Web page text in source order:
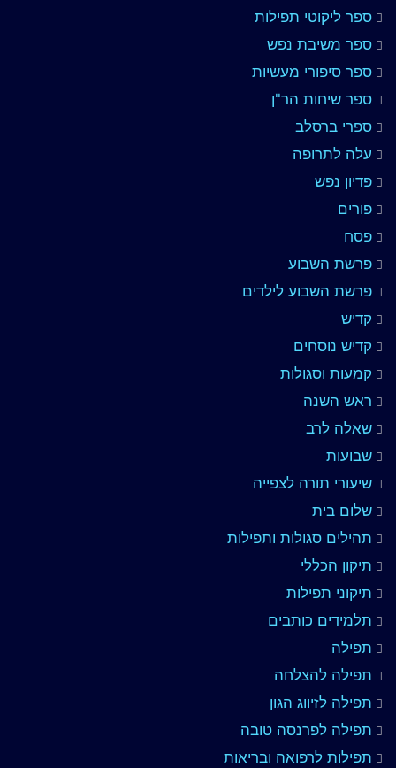
ספר ליקוטי תפילות
ספר משיבת נפש
ספר סיפורי מעשיות
ספר שיחות הר"ן
ספרי ברסלב
עלה לתרופה
פדיון נפש
פורים
פסח
פרשת השבוע
פרשת השבוע לילדים
קדיש
קדיש נוסחים
קמעות וסגולות
ראש השנה
שאלה לרב
שבועות
שיעורי תורה לצפייה
שלום בית
תהילים סגולות ותפילות
תיקון הכללי
תיקוני תפילות
תלמידים כותבים
תפילה
תפילה להצלחה
תפילה לזיווג הגון
תפילה לפרנסה טובה
תפילות לרפואה ובריאות